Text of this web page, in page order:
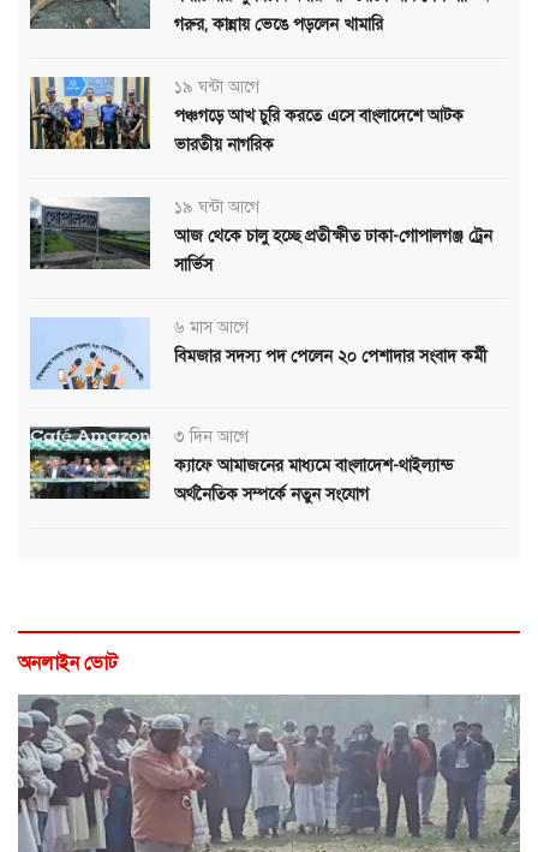
গরুর, কান্নায় ভেঙে পড়লেন খামারি
১৯ ঘন্টা আগে
পঞ্চগড়ে আখ চুরি করতে এসে বাংলাদেশে আটক
ভারতীয় নাগরিক
১৯ ঘন্টা আগে
আজ থেকে চালু হচ্ছে প্রতীক্ষীত ঢাকা-গোপালগঞ্জ ট্রেন
সার্ভিস
৬ মাস আগে
বিমজার সদস্য পদ পেলেন ২০ পেশাদার সংবাদ কর্মী
৩ দিন আগে
ক্যাফে আমাজনের মাধ্যমে বাংলাদেশ-থাইল্যান্ড
অর্থনৈতিক সম্পর্কে নতুন সংযোগ
অনলাইন ভোট